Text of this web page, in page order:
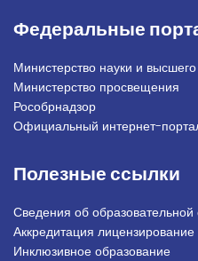
Федеральные
Министерство науки и
Министерство просвещения
Рособрнадзор
Официальный интернет-
Полезные ссылки
Сведения об образовательной
Аккредитация лицензирование
Инклюзивное образование